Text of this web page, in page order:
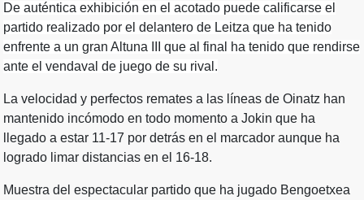
De auténtica exhibición en el acotado puede calificarse el
partido realizado por el delantero de Leitza que ha tenido
enfrente a un gran Altuna III que al final ha tenido que rendirse
ante el vendaval de juego de su rival.
La velocidad y perfectos remates a las líneas de Oinatz han
mantenido incómodo en todo momento a Jokin que ha
llegado a estar 11-17 por detrás en el marcador aunque ha
logrado limar distancias en el 16-18.
Muestra del espectacular partido que ha jugado Bengoetxea